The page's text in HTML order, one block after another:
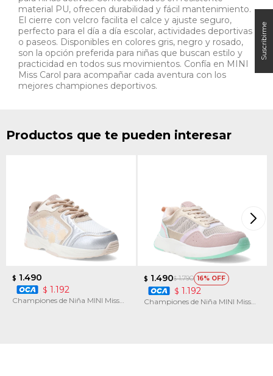
material PU, ofrecen durabilidad y fácil mantenimiento.
El cierre con velcro facilita el calce y ajuste seguro,
perfecto para el día a día escolar, actividades deportivas
o paseos. Disponibles en colores gris, negro y rosado,
son la opción preferida para niñas que buscan estilo y
practicidad en todos sus movimientos. Confía en MINI
Miss Carol para acompañar cada aventura con los
mejores championes deportivos.
Productos que te pueden interesar
$ 1.490
$ 1.192
Championes de Niña MINI Miss
$ 1.490$ 1.790 16
$ 1.192
Championes de Niña MINI Miss